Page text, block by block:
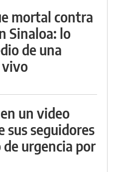
mortal contra
Sinaloa: lo
de una
un video
seguidores
urgencia por